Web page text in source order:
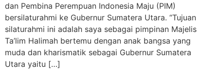
dan Pembina Perempuan Indonesia Maju (PIM)
bersilaturahmi ke Gubernur Sumatera Utara. “Tujuan
silaturahmi ini adalah saya sebagai pimpinan Majelis
Ta’lim Halimah bertemu dengan anak bangsa yang
muda dan kharismatik sebagai Gubernur Sumatera
Utara yaitu […]